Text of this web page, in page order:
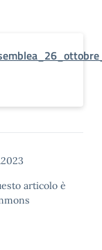
articolo è